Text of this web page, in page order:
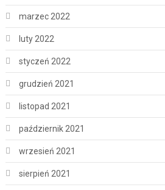
marzec 2022
luty 2022
styczeń 2022
grudzień 2021
listopad 2021
październik 2021
wrzesień 2021
sierpień 2021